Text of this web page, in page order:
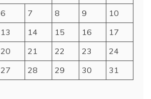
6 7 8 9
10
13 14 15 16
17
20 21 22 23
24
27 28 29 30 31